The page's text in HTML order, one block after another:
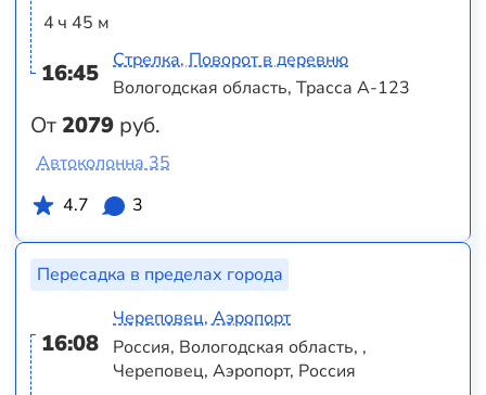
4 ч 45 м
16:45
От2079 руб.
Стрелка, Поворот в деревню
Вологодская область, Трасса А-123
Автоколонна 35
4.7
3
Пересадка в пределах города
16:08
Череповец, Аэропорт
Россия, Вологодская область, ,
Череповец, Аэропорт, Россия